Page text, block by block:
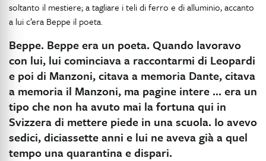
soltanto il mestiere; a tagliare i teli di ferro e di alluminio, accanto
a lui c’era Beppe il poeta.
Beppe. Beppe era un poeta. Quando lavoravo
con lui, lui cominciava a raccontarmi di Leopardi
e poi di Manzoni, citava a memoria Dante, citava
a memoria il Manzoni, ma pagine intere … era un
tipo che non ha avuto mai la fortuna qui in
Svizzera di mettere piede in una scuola. Io avevo
sedici, diciassette anni e lui ne aveva già a quel
tempo una quarantina e dispari.